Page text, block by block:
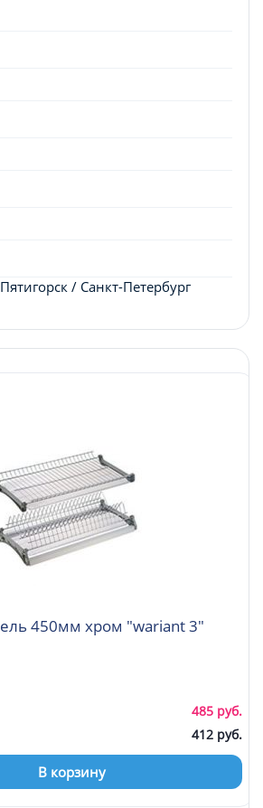
/ Санкт-Петербург
450мм хром "wariant 3"
485 руб.
412 руб.
В корзину